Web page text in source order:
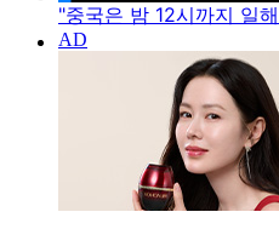
"중국은 밤 12시까지 일